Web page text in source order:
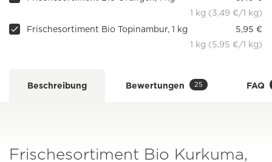
1 kg (3,49 €/1 kg)
Frischesortiment Bio Topinambur, 1 kg
5,95 €
1 kg (5,95 €/1 kg)
Beschreibung Bewertungen 25 FAQ
Frischesortiment Bio Kurkuma,